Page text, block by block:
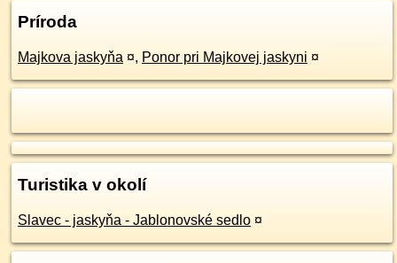
Príroda
Majkova jaskyňa ¤, Ponor pri Majkovej jaskyni ¤
Turistika v okolí
Slavec - jaskyňa - Jablonovské sedlo ¤